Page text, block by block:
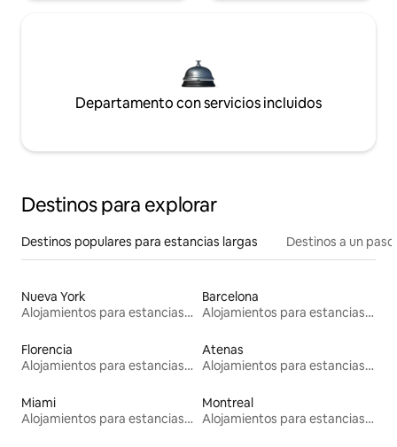
Departamento con servicios incluidos
Destinos para explorar
Destinos populares para estancias largas Destinos a un
Nueva York
Alojamientos para estancias largas
Barcelona
Alojamientos para estancias largas
Florencia
Alojamientos para estancias largas
Atenas
Alojamientos para estancias largas
Miami
Alojamientos para estancias largas
Montreal
Alojamientos para estancias largas